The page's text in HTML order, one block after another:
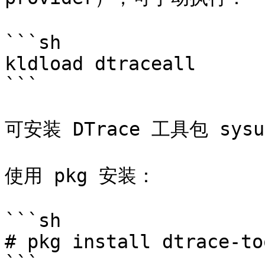
```sh
kldload dtraceall
```
可安装 DTrace 工具包
使用 pkg 安装：
```sh
# pkg install dtrace-